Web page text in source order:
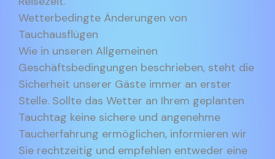
Wetterbedingte Änderungen von
Tauchausflügen
Wie in unseren Allgemeinen
Geschäftsbedingungen beschrieben, steht die
Sicherheit unserer Gäste immer an erster
Stelle. Sollte das Wetter an Ihrem geplanten
Tauchtag keine sichere und angenehme
Taucherfahrung ermöglichen, informieren wir
Sie rechtzeitig und empfehlen entweder eine